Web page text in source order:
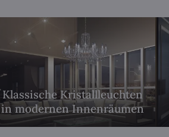
Klassische Kristallleuchten
in modernen Innenräumen